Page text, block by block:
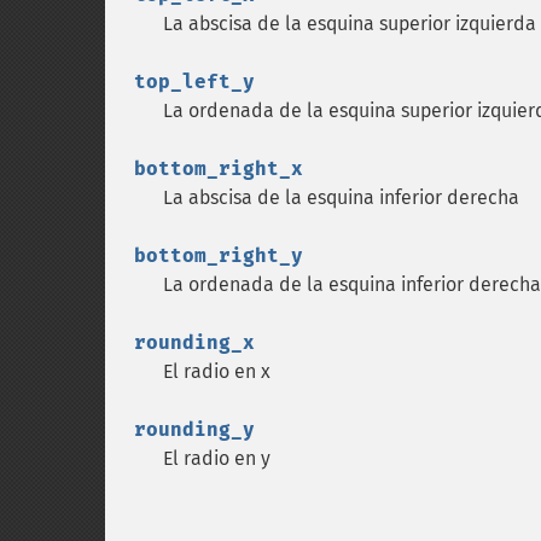
La abscisa de la esquina superior izquierda
top_left_y
La ordenada de la esquina superior
bottom_right_x
La abscisa de la esquina inferior derecha
bottom_right_y
La ordenada de la esquina inferior derecha
rounding_x
El radio en x
rounding_y
El radio en y